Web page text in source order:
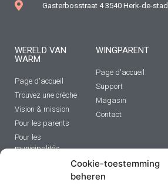
Cookie-toestemming
beheren
Gasterbosstraat 4 3540 Herk-de-stad
WERELD VAN
WARM
Page d'accueil
Trouvez une crèche
Vision & mission
Pour les parents
Pour les
municipalités
WINGPARENT
Page d'accueil
Support
Magasin
Contact